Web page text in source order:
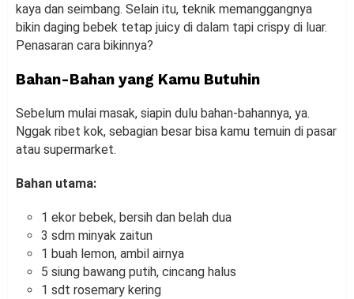
kaya dan seimbang. Selain itu, teknik memanggangnya
bikin daging bebek tetap juicy di dalam tapi crispy di luar.
Penasaran cara bikinnya?
Bahan-Bahan yang Kamu Butuhin
Sebelum mulai masak, siapin dulu bahan-bahannya, ya.
Nggak ribet kok, sebagian besar bisa kamu temuin di pasar
atau supermarket.
Bahan utama:
1 ekor bebek, bersih dan belah dua
3 sdm minyak zaitun
1 buah lemon, ambil airnya
5 siung bawang putih, cincang halus
1 sdt rosemary kering